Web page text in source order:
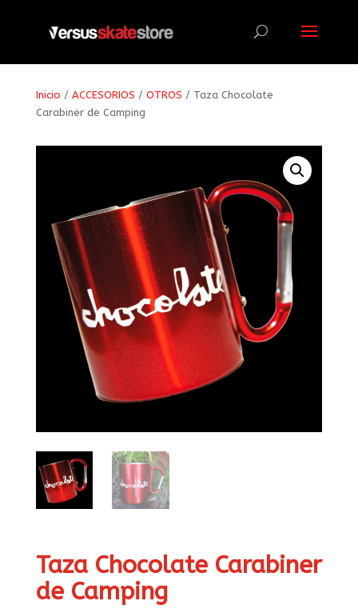
Inicio / ACCESORIOS / OTROS / Taza Chocolate
Carabiner de Camping
Taza Chocolate Carabiner
de Camping